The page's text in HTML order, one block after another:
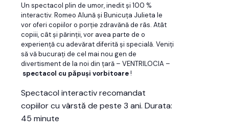
Un spectacol plin de umor, inedit și 100 %
interactiv. Romeo Alună și Bunicuța Julieta le
vor oferi copiilor o porție zdravănă de râs. Atât
copiii, cât și părinții, vor avea parte de o
experiență cu adevărat diferită și specială. Veniți
să vă bucurați de cel mai nou gen de
divertisment de la noi din țară – VENTRILOCIA –
spectacol cu pǎpuși vorbitoare!
Spectacol interactiv recomandat
copiilor cu vârstă de peste 3 ani. Durata:
45 minute